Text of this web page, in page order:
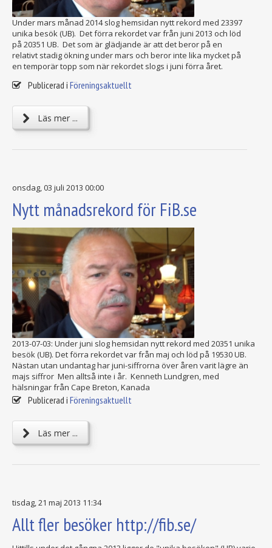
Under mars månad 2014 slog hemsidan nytt rekord med 23397
unika besök (UB). Det förra rekordet var från juni 2013 och löd
på 20351 UB. Det som är glädjande är att det beror på en
relativt stadig ökning under mars och beror inte lika mycket på
en temporär topp som när rekordet slogs i juni förra året.
Publicerad i Föreningsaktuellt
Läs mer ...
onsdag, 03 juli 2013 00:00
Nytt månadsrekord för FiB.se
2013-07-03: Under juni slog hemsidan nytt rekord med 20351 unika
besök (UB). Det förra rekordet var från maj och löd på 19530 UB.
Nästan utan undantag har juni-siffrorna över åren varit lägre än
majs siffror Men alltså inte i år. Kenneth Lundgren, med
hälsningar från Cape Breton, Kanada
Publicerad i Föreningsaktuellt
Läs mer ...
tisdag, 21 maj 2013 11:34
Allt fler besöker http://fib.se/